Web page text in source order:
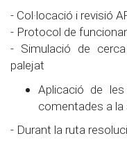
- Col·locació i revisió
- Protocol de
- Simulació de cerca
palejat
Aplicació de les
comentades a
- Durant la ruta